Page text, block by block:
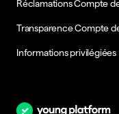
Réclamations Compte
Transparence Compte
Informations privilégiées